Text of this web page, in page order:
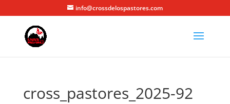
info@crossdelospastores.com
cross_pastores_2025-92